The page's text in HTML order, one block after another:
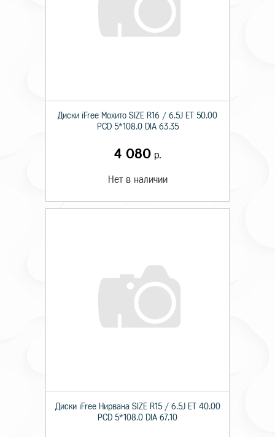
Диски iFree Мохито SIZE R16 / 6.5J ET 50.00
PCD 5*108.0 DIA 63.35
4 080р.
Нет в наличии
Диски iFree Нирвана SIZE R15 / 6.5J ET 40.00
PCD 5*108.0 DIA 67.10